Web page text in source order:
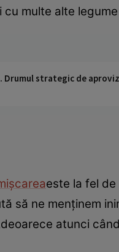
multe alte
Drumul strategic de
este la fel
să ne menţinem
atunci